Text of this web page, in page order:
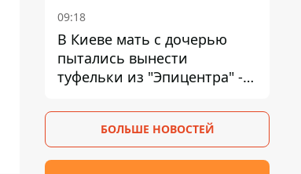
09:18
В Киеве мать с дочерью
пытались вынести
туфельки из "Эпицентра" -
БОЛЬШЕ НОВОСТЕЙ